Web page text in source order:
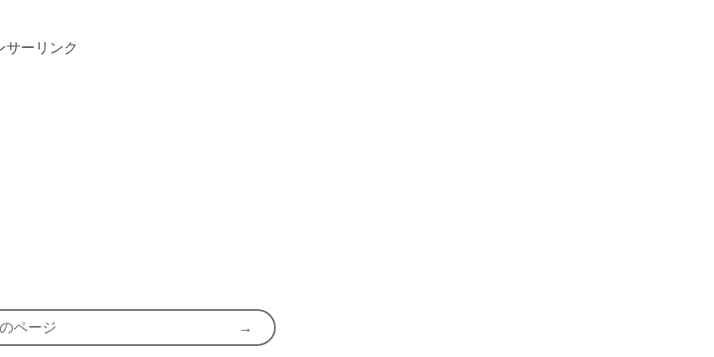
サーリンク
ページ